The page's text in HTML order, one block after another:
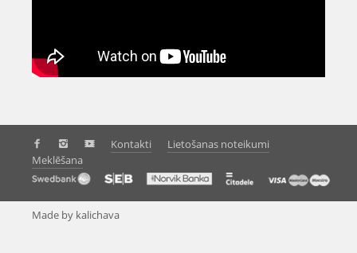
Kontakti
Lietošanas noteikumi
Meklēšana
Made by kalichava